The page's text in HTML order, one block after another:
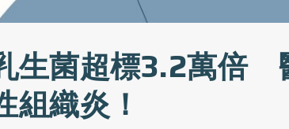
生菌超標3.2萬倍
組織炎！